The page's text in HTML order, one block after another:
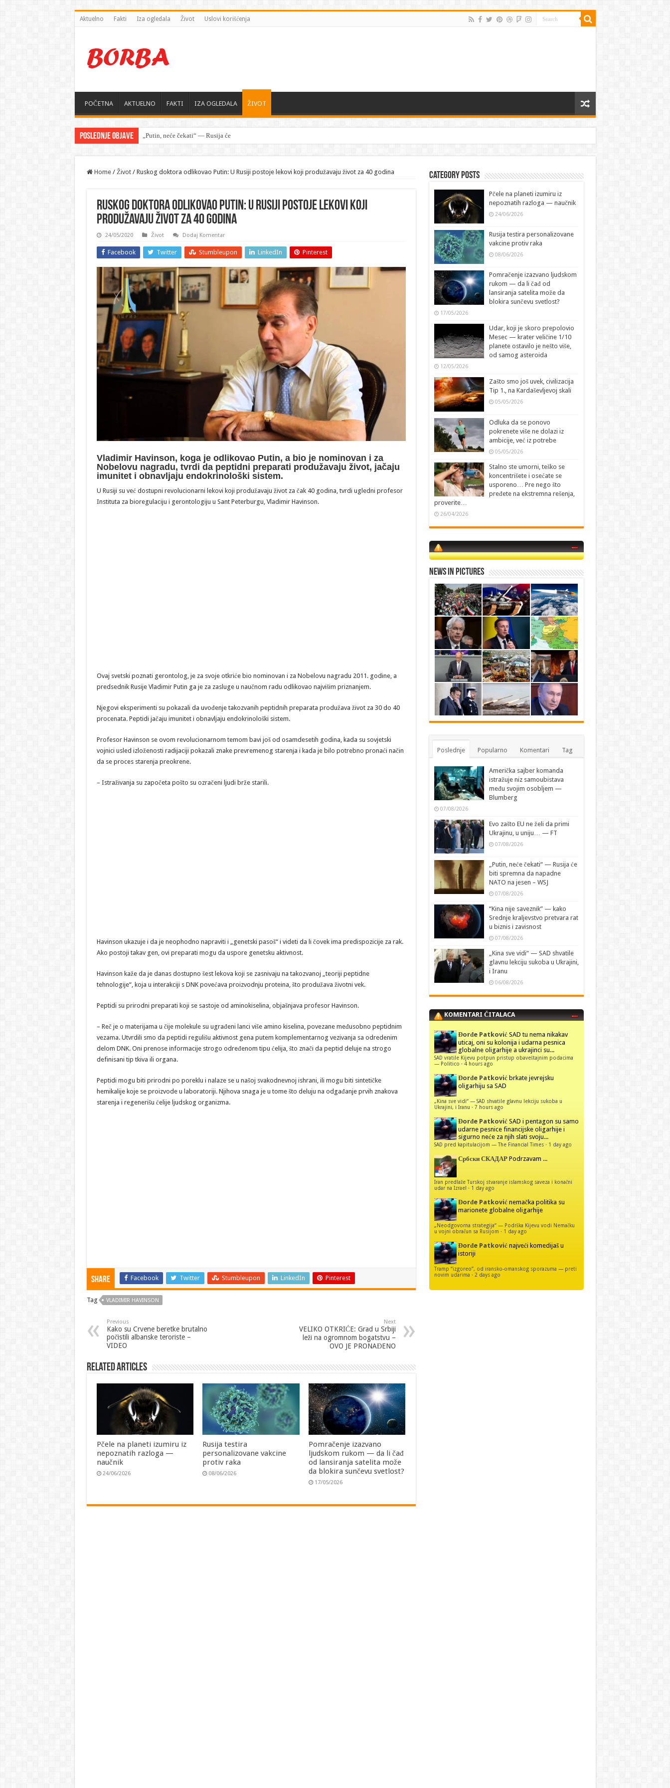
Aktuelno Fakti Iza ogledala Život Uslovi korišćenja
POČETNA AKTUELNO FAKTI IZA OGLEDALA ŽIVOT
Poslednje objave „Putin, neće čekati“ — Rusija će biti spremna da napadne NATO na jesen
Home / Život / Ruskog doktora odlikovao Putin: U Rusiji postoje lekovi koji produžavaju život za 40 godina
Ruskog doktora odlikovao Putin: U Rusiji postoje lekovi koji
produžavaju život za 40 godina
24/05/2020 Život Dodaj Komentar
Facebook Twitter Stumbleupon LinkedIn Pinterest
Vladimir Havinson, koga je odlikovao Putin, a bio je nominovan i za
Nobelovu nagradu, tvrdi da peptidni preparati produžavaju život, jačaju
imunitet i obnavljaju endokrinološki sistem.
U Rusiji su već dostupni revolucionarni lekovi koji produžavaju život za čak 40 godina, tvrdi ugledni profesor
Instituta za bioregulaciju i gerontologiju u Sant Peterburgu, Vladimir Havinson.
Ovaj svetski poznati gerontolog, je za svoje otkriće bio nominovan i za Nobelovu nagradu 2011. godine, a
predsednik Rusije Vladimir Putin ga je za zasluge u naučnom radu odlikovao najvišim priznanjem.
Njegovi eksperimenti su pokazali da uvođenje takozvanih peptidnih preparata produžava život za 30 do 40
procenata. Peptidi jačaju imunitet i obnavljaju endokrinološki sistem.
Profesor Havinson se ovom revolucionarnom temom bavi još od osamdesetih godina, kada su sovjetski
vojnici usled izloženosti radijaciji pokazali znake prevremenog starenja i kada je bilo potrebno pronaći način
da se proces starenja preokrene.
– Istraživanja su započeta pošto su ozračeni ljudi brže starili.
Havinson ukazuje i da je neophodno napraviti i „genetski pasoš“ i videti da li čovek ima predispozicije za rak.
Ako postoji takav gen, ovi preparati mogu da uspore genetsku aktivnost.
Havinson kaže da je danas dostupno šest lekova koji se zasnivaju na takozvanoj „teoriji peptidne
tehnologije“, koja u interakciji s DNK povećava proizvodnju proteina, što produžava životni vek.
Peptidi su prirodni preparati koji se sastoje od aminokiselina, objašnjava profesor Havinson.
– Reč je o materijama u čije molekule su ugrađeni lanci više amino kiselina, povezane međusobno peptidnim
vezama. Utvrdili smo da peptidi regulišu aktivnost gena putem komplementarnog vezivanja sa odredenim
delom DNK. Oni prenose informacije strogo određenom tipu ćelija, što znači da peptid deluje na strogo
definisani tip tkiva ili organa.
Peptidi mogu biti prirodni po poreklu i nalaze se u našoj svakodnevnoj ishrani, ili mogu biti sintetičke
hemikalije koje se proizvode u laboratoriji. Njihova snaga je u tome što deluju na odgađanje prvih znakova
starenja i regenerišu ćelije ljudskog organizma.
Share Facebook Twitter Stumbleupon LinkedIn Pinterest
Tag VLADIMIR HAVINSON
Previous
Kako su Crvene beretke brutalno
počistili albanske teroriste –
VIDEO
Next
VELIKO OTKRIĆE: Grad u Srbiji
leži na ogromnom bogatstvu –
OVO JE PRONAĐENO
Related Articles
Pčele na planeti izumiru iz
nepoznatih razloga —
naučnik
24/06/2026
Rusija testira
personalizovane vakcine
protiv raka
08/06/2026
Pomračenje izazvano
ljudskom rukom — da li čađ
od lansiranja satelita može
da blokira sunčevu svetlost?
17/05/2026
Category Posts
Pčele na planeti izumiru iz
nepoznatih razloga — naučnik
24/06/2026
Rusija testira personalizovane
vakcine protiv raka
08/06/2026
Pomračenje izazvano ljudskom
rukom — da li čađ od
lansiranja satelita može da
blokira sunčevu svetlost?
17/05/2026
Udar, koji je skoro prepolovio
Mesec — krater veličine 1/10
planete ostavilo je nešto više,
od samog asteroida
12/05/2026
Zašto smo još uvek, civilizacija
Tip 1., na Kardaševljevoj skali
05/05/2026
Odluka da se ponovo
pokrenete više ne dolazi iz
ambicije, već iz potrebe
05/05/2026
Stalno ste umorni, teško se
koncentrišete i osećate se
usporeno… Pre nego što
pređete na ekstremna rešenja,
proverite…
26/04/2026
News in Pictures
Poslednje Popularno Komentari Tag
Američka sajber komanda
istražuje niz samoubistava
među svojim osobljem —
Blumberg
07/08/2026
Evo zašto EU ne želi da primi
Ukrajinu, u uniju… — FT
07/08/2026
„Putin, neće čekati“ — Rusija će
biti spremna da napadne
NATO na jesen – WSJ
07/08/2026
“Kina nije saveznik” — kako
Srednje kraljevstvo pretvara rat
u biznis i zavisnost
07/08/2026
„Kina sve vidi“ — SAD shvatile
glavnu lekciju sukoba u Ukrajini,
i Iranu
06/08/2026
KOMENTARI ČITALACA
Đorđe Patković SAD tu nema nikakav
uticaj, oni su kolonija i udarna pesnica
globalne oligarhije a ukrajinci su...
SAD vratile Kijevu potpun pristup obaveštajnim podacima
— Politico · 4 hours ago
Đorđe Patković brkate jevrejsku
oligarhiju sa SAD
„Kina sve vidi“ — SAD shvatile glavnu lekciju sukoba u
Ukrajini, i Iranu · 7 hours ago
Đorđe Patković SAD i pentagon su samo
udarne pesnice financijske oligarhije i
sigurno neće za njih slati svoju...
SAD pred kapitulacijom — The Financial Times· 1 day ago
Србски СКАДАР Podrzavam ...
Iran predlaže Turskoj stvaranje islamskog saveza i konačni
udar na Izrael · 1 day ago
Đorđe Patković nemačka politika su
marionete globalne oligarhije
„Neodgovorna strategija“ — Podrška Kijevu vodi Nemačku
u vojni obračun sa Rusijom · 1 day ago
Đorđe Patković najveći komedijaš u
istoriji
Tramp “izgoreo”, od iransko-omanskog sporazuma — preti
novim udarima · 2 days ago